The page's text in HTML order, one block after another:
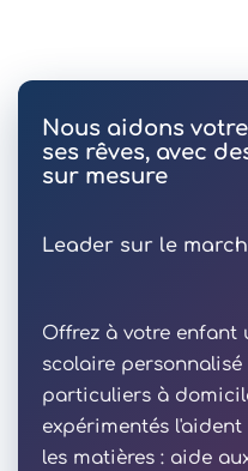
Nous aidons
ses rêves, avec
sur mesure
Leader sur le
Offrez à votre enfant
scolaire
particuliers à
expérimentés
les matières : aide